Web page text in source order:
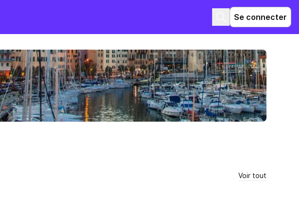
Se connecter
Voir tout